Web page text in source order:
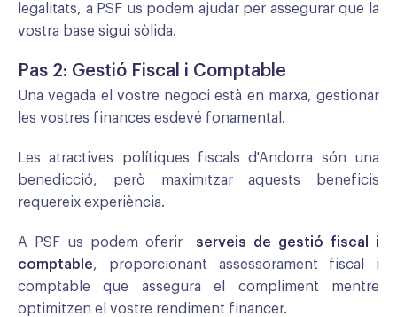
legalitats, a PSF us podem ajudar per assegurar que la
vostra base sigui sòlida.
Pas 2: Gestió Fiscal i Comptable
Una vegada el vostre negoci està en marxa, gestionar
les vostres finances esdevé fonamental.
Les atractives polítiques fiscals d'Andorra són una
benedicció, però maximitzar aquests beneficis
requereix experiència.
A PSF us podem oferir serveis de gestió fiscal i
comptable, proporcionant assessorament fiscal i
comptable que assegura el compliment mentre
optimitzen el vostre rendiment financer.